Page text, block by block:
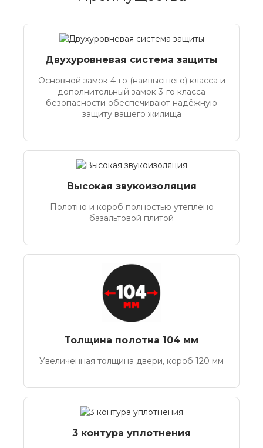
Двухуровневая система защиты
Основной замок 4-го (наивысшего) класса и
дополнительный замок 3-го класса
безопасности обеспечивают надёжную
защиту вашего жилища
Высокая звукоизоляция
Полотно и короб полностью утеплено
базальтовой плитой
Толщина полотна 104 мм
Увеличенная толщина двери, короб 120 мм
3 контура уплотнения